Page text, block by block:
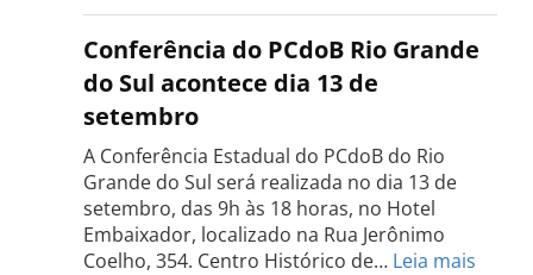
Estadual
do
Tocantins
será
realizada
dia
18
de
setembro
Conferência do PCdoB Rio Grande
do Sul acontece dia 13 de
setembro
A Conferência Estadual do PCdoB do Rio
Grande do Sul será realizada no dia 13 de
setembro, das 9h às 18 horas, no Hotel
Embaixador, localizado na Rua Jerônimo
Coelho, 354. Centro Histórico de… Leia mais